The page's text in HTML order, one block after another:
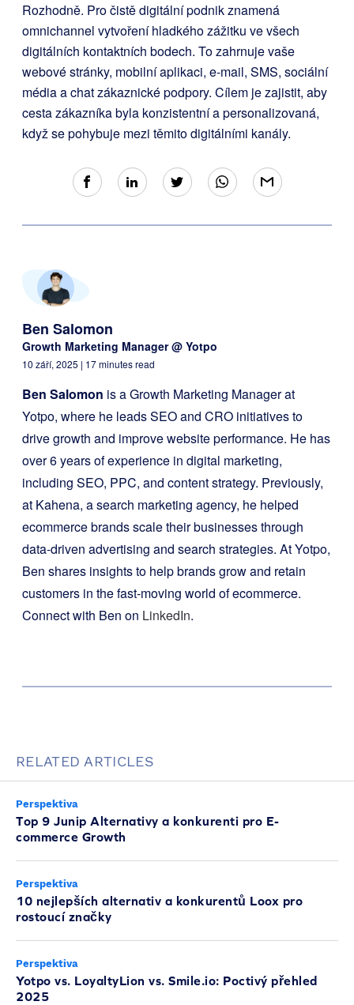
Rozhodně. Pro čistě digitální podnik znamená
omnichannel vytvoření hladkého zážitku ve všech
digitálních kontaktních bodech. To zahrnuje vaše
webové stránky, mobilní aplikaci, e-mail, SMS, sociální
média a chat zákaznické podpory. Cílem je zajistit, aby
cesta zákazníka byla konzistentní a personalizovaná,
když se pohybuje mezi těmito digitálními kanály.
Ben Salomon
Growth Marketing Manager @ Yotpo
10 září, 2025 | 17 minutes read
Ben Salomon is a Growth Marketing Manager at
Yotpo, where he leads SEO and CRO initiatives to
drive growth and improve website performance. He has
over 6 years of experience in digital marketing,
including SEO, PPC, and content strategy. Previously,
at Kahena, a search marketing agency, he helped
ecommerce brands scale their businesses through
data-driven advertising and search strategies. At Yotpo,
Ben shares insights to help brands grow and retain
customers in the fast-moving world of ecommerce.
Connect with Ben on LinkedIn.
RELATED ARTICLES
Perspektiva
Top 9 Junip Alternativy a konkurenti pro E-
commerce Growth
Perspektiva
10 nejlepších alternativ a konkurentů Loox pro
rostoucí značky
Perspektiva
Yotpo vs. LoyaltyLion vs. Smile.io: Poctivý přehled
2025